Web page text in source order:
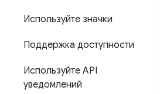
Используйте значки
Поддержка доступности
Используйте API
уведомлений